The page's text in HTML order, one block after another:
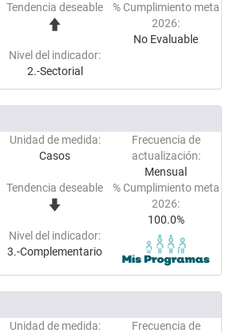
Tendencia deseable
% Cumplimiento meta
2026:
No Evaluable
Nivel del indicador:
2.-Sectorial
Unidad de medida:
Casos
Frecuencia de
actualización:
Mensual
Tendencia deseable
% Cumplimiento meta
2026:
100.0%
Nivel del indicador:
3.-Complementario
Unidad de medida:
Frecuencia de